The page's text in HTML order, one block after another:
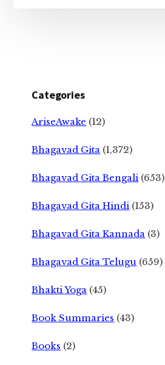
Categories
AriseAwake (12)
Bhagavad Gita (1,372)
Bhagavad Gita Bengali (653)
Bhagavad Gita Hindi (153)
Bhagavad Gita Kannada (3)
Bhagavad Gita Telugu (659)
Bhakti Yoga (45)
Book Summaries (43)
Books (2)